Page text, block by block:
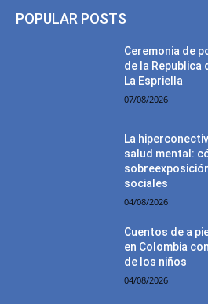
POPULAR POSTS
Ceremonia de
de la Republica
La Espriella
07/08/2026
La
salud mental:
sociales
04/08/2026
Cuentos de a
en Colombia
de los niños
04/08/2026